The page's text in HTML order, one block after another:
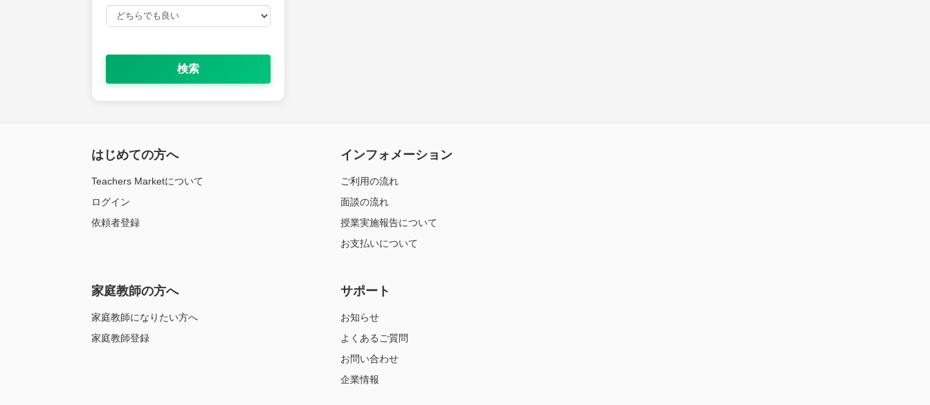
検索
はじめての方へ
Teachers Marketについて
ログイン
依頼者登録
インフォメーション
ご利用の流れ
面談の流れ
授業実施報告について
お支払いについて
家庭教師の方へ
家庭教師になりたい方へ
家庭教師登録
サポート
お知らせ
よくあるご質問
お問い合わせ
企業情報